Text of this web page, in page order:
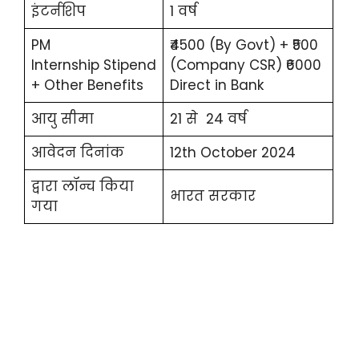
इंटर्नशिप
1 वर्ष
PM
Internship Stipend
+ Other Benefits
₹4500 (By Govt) + ₹500
(Company CSR) ₹6000
Direct in Bank
आयु सीमा
21 से 24 वर्ष
आवेदन दिनांक
12th October 2024
द्वारा लॉन्च किया
गया
भारत सरकार